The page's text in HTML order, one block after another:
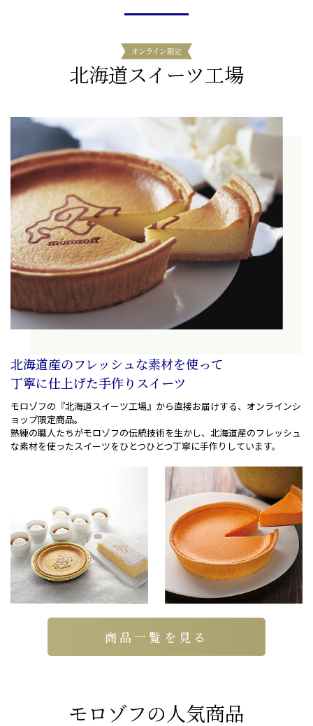
北海道スイーツ工場
北海道産のフレッシュな素材を使って
丁寧に仕上げた手作りスイーツ
モロゾフの『北海道スイーツ工場』から直接お届けする、 オンラインシ
ョップ限定商品。
熟練の職人たちがモロゾフの伝統技術を生かし、 北海道産のフレッシュ
な素材を使ったスイーツをひとつひとつ丁寧に手作りしています。
商品一覧を見る
モロゾフの人気商品